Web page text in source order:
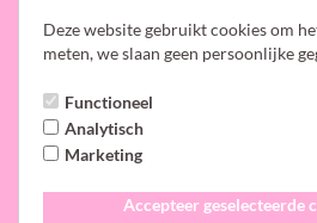
Tel.: 0411-212410
WhatsApp: 0630758989
Winkel
We verkopen de leukste sieraden,
Deze website gebruikt cookies om
meten, we slaan geen persoonlijke
Functioneel
Analytisch
Marketing
Accepteer geselecteerde